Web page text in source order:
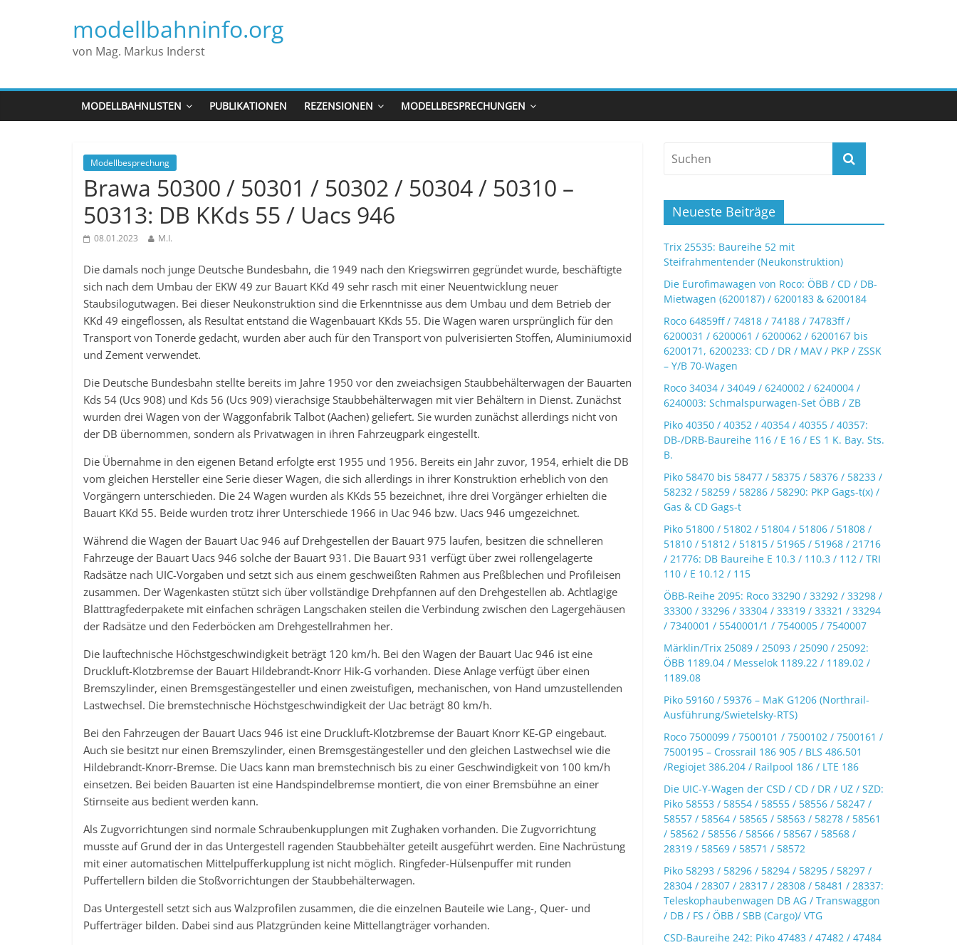
modellbahninfo.org
von Mag. Markus Inderst
MODELLBAHNLISTEN PUBLIKATIONEN REZENSIONEN MODELLBESPRECHUNGEN
Modellbesprechung
Brawa 50300 / 50301 / 50302 / 50304 / 50310 –
50313: DB KKds 55 / Uacs 946
08.01.2023 M.I.
Die damals noch junge Deutsche Bundesbahn, die 1949 nach den Kriegswirren gegründet wurde, beschäftigte
sich nach dem Umbau der EKW 49 zur Bauart KKd 49 sehr rasch mit einer Neuentwicklung neuer
Staubsilogutwagen. Bei dieser Neukonstruktion sind die Erkenntnisse aus dem Umbau und dem Betrieb der
KKd 49 eingeflossen, als Resultat entstand die Wagenbauart KKds 55. Die Wagen waren ursprünglich für den
Transport von Tonerde gedacht, wurden aber auch für den Transport von pulverisierten Stoffen, Aluminiumoxid
und Zement verwendet.
Die Deutsche Bundesbahn stellte bereits im Jahre 1950 vor den zweiachsigen Staubbehälterwagen der Bauarten
Kds 54 (Ucs 908) und Kds 56 (Ucs 909) vierachsige Staubbehälterwagen mit vier Behältern in Dienst. Zunächst
wurden drei Wagen von der Waggonfabrik Talbot (Aachen) geliefert. Sie wurden zunächst allerdings nicht von
der DB übernommen, sondern als Privatwagen in ihren Fahrzeugpark eingestellt.
Die Übernahme in den eigenen Betand erfolgte erst 1955 und 1956. Bereits ein Jahr zuvor, 1954, erhielt die DB
vom gleichen Hersteller eine Serie dieser Wagen, die sich allerdings in ihrer Konstruktion erheblich von den
Vorgängern unterschieden. Die 24 Wagen wurden als KKds 55 bezeichnet, ihre drei Vorgänger erhielten die
Bauart KKd 55. Beide wurden trotz ihrer Unterschiede 1966 in Uac 946 bzw. Uacs 946 umgezeichnet.
Während die Wagen der Bauart Uac 946 auf Drehgestellen der Bauart 975 laufen, besitzen die schnelleren
Fahrzeuge der Bauart Uacs 946 solche der Bauart 931. Die Bauart 931 verfügt über zwei rollengelagerte
Radsätze nach UIC-Vorgaben und setzt sich aus einem geschweißten Rahmen aus Preßblechen und Profileisen
zusammen. Der Wagenkasten stützt sich über vollständige Drehpfannen auf den Drehgestellen ab. Achtlagige
Blatttragfederpakete mit einfachen schrägen Langschaken steilen die Verbindung zwischen den Lagergehäusen
der Radsätze und den Federböcken am Drehgestellrahmen her.
Die lauftechnische Höchstgeschwindigkeit beträgt 120 km/h. Bei den Wagen der Bauart Uac 946 ist eine
Druckluft-Klotzbremse der Bauart Hildebrandt-Knorr Hik-G vorhanden. Diese Anlage verfügt über einen
Bremszylinder, einen Bremsgestängesteller und einen zweistufigen, mechanischen, von Hand umzustellenden
Lastwechsel. Die bremstechnische Höchstgeschwindigkeit der Uac beträgt 80 km/h.
Bei den Fahrzeugen der Bauart Uacs 946 ist eine Druckluft-Klotzbremse der Bauart Knorr KE-GP eingebaut.
Auch sie besitzt nur einen Bremszylinder, einen Bremsgestängesteller und den gleichen Lastwechsel wie die
Hildebrandt-Knorr-Bremse. Die Uacs kann man bremstechnisch bis zu einer Geschwindigkeit von 100 km/h
einsetzen. Bei beiden Bauarten ist eine Handspindelbremse montiert, die von einer Bremsbühne an einer
Stirnseite aus bedient werden kann.
Als Zugvorrichtungen sind normale Schraubenkupplungen mit Zughaken vorhanden. Die Zugvorrichtung
musste auf Grund der in das Untergestell ragenden Staubbehälter geteilt ausgeführt werden. Eine Nachrüstung
mit einer automatischen Mittelpufferkupplung ist nicht möglich. Ringfeder-Hülsenpuffer mit runden
Puffertellern bilden die Stoßvorrichtungen der Staubbehälterwagen.
Das Untergestell setzt sich aus Walzprofilen zusammen, die die einzelnen Bauteile wie Lang-, Quer- und
Pufferträger bilden. Dabei sind aus Platzgründen keine Mittellangträger vorhanden.
Neueste Beiträge
Trix 25535: Baureihe 52 mit
Steifrahmentender (Neukonstruktion)
Die Eurofimawagen von Roco: ÖBB / CD / DB-
Mietwagen (6200187) / 6200183 & 6200184
Roco 64859ff / 74818 / 74188 / 74783ff /
6200031 / 6200061 / 6200062 / 6200167 bis
6200171, 6200233: CD / DR / MAV / PKP / ZSSK
– Y/B 70-Wagen
Roco 34034 / 34049 / 6240002 / 6240004 /
6240003: Schmalspurwagen-Set ÖBB / ZB
Piko 40350 / 40352 / 40354 / 40355 / 40357:
DB-/DRB-Baureihe 116 / E 16 / ES 1 K. Bay. Sts.
B.
Piko 58470 bis 58477 / 58375 / 58376 / 58233 /
58232 / 58259 / 58286 / 58290: PKP Gags-t(x) /
Gas & CD Gags-t
Piko 51800 / 51802 / 51804 / 51806 / 51808 /
51810 / 51812 / 51815 / 51965 / 51968 / 21716
/ 21776: DB Baureihe E 10.3 / 110.3 / 112 / TRI
110 / E 10.12 / 115
ÖBB-Reihe 2095: Roco 33290 / 33292 / 33298 /
33300 / 33296 / 33304 / 33319 / 33321 / 33294
/ 7340001 / 5540001/1 / 7540005 / 7540007
Märklin/Trix 25089 / 25093 / 25090 / 25092:
ÖBB 1189.04 / Messelok 1189.22 / 1189.02 /
1189.08
Piko 59160 / 59376 – MaK G1206 (Northrail-
Ausführung/Swietelsky-RTS)
Roco 7500099 / 7500101 / 7500102 / 7500161 /
7500195 – Crossrail 186 905 / BLS 486.501
/Regiojet 386.204 / Railpool 186 / LTE 186
Die UIC-Y-Wagen der CSD / CD / DR / UZ / SZD:
Piko 58553 / 58554 / 58555 / 58556 / 58247 /
58557 / 58564 / 58565 / 58563 / 58278 / 58561
/ 58562 / 58556 / 58566 / 58567 / 58568 /
28319 / 58569 / 58571 / 58572
Piko 58293 / 58296 / 58294 / 58295 / 58297 /
28304 / 28307 / 28317 / 28308 / 58481 / 28337:
Teleskophaubenwagen DB AG / Transwaggon
/ DB / FS / ÖBB / SBB (Cargo)/ VTG
CSD-Baureihe 242: Piko 47483 / 47482 / 47484